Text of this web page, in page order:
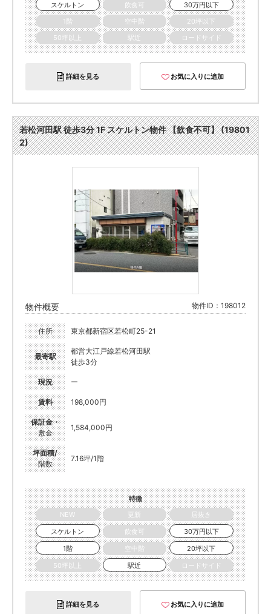
スケルトン
飲食可
30万円以下
1階
空中階
20坪以下
50坪以上
駅近 ロードサイド
詳細を見る お気に入りに追加
若松河田駅 徒歩3分 1F スケルトン物件 【飲食不可】 (19801
2)
物件概要 物件ID：198012
住所 東京都新宿区若松町25-21
最寄駅
都営大江戸線若松河田駅
徒歩3分
現況 ー
賃料 198,000円
保証金・
敷金
1,584,000円
坪面積/
階数
7.16坪/1階
特徴
NEW
更新
居抜き
スケルトン
飲食可
30万円以下
1階
空中階
20坪以下
50坪以上
駅近 ロードサイド
詳細を見る お気に入りに追加